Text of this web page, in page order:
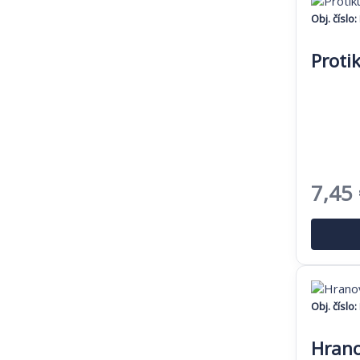
Obj. číslo:
cena
bola:
11,46
7,45
Obj. číslo: